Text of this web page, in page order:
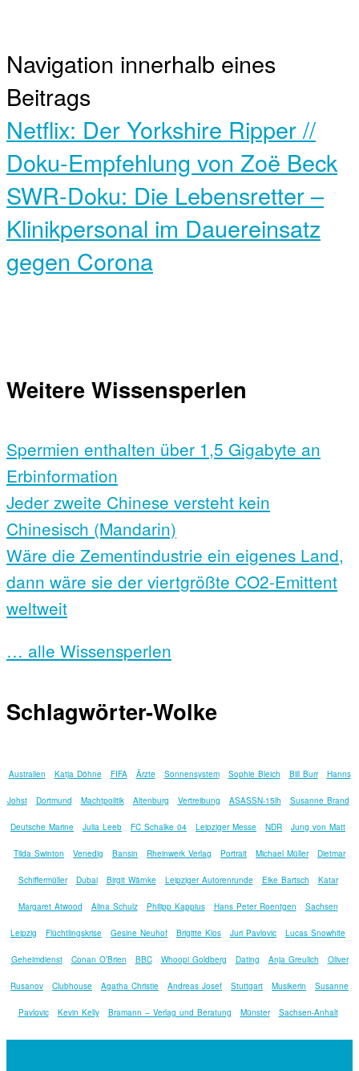
Navigation innerhalb eines
Beitrags
Netflix: Der Yorkshire Ripper //
Doku-Empfehlung von Zoë Beck
SWR-Doku: Die Lebensretter –
Klinikpersonal im Dauereinsatz
gegen Corona
Weitere Wissensperlen
Spermien enthalten über 1,5 Gigabyte an
Erbinformation
Jeder zweite Chinese versteht kein
Chinesisch (Mandarin)
Wäre die Zementindustrie ein eigenes Land,
dann wäre sie der viertgrößte CO2-Emittent
weltweit
… alle Wissensperlen
Schlagwörter-Wolke
Australien Katja Döhne FIFA Ärzte Sonnensystem Sophie Bleich Bill Burr Hanns
Johst Dortmund Machtpolitik Altenburg Vertreibung ASASSN-15lh Susanne Brand
Deutsche Marine Julia Leeb FC Schalke 04 Leipziger Messe NDR Jung von Matt
Tilda Swinton Venedig Bansin Rheinwerk Verlag Portrait Michael Müller Dietmar
Schiffermüller Dubai Birgit Wärnke Leipziger Autorenrunde Eike Bartsch Katar
Margaret Atwood Alina Schulz Philipp Kappius Hans Peter Roentgen Sachsen
Leipzig Flüchtlingskrise Gesine Neuhof Brigitte Klos Juri Pavlovic Lucas Snowhite
Geheimdienst Conan O’Brien BBC Whoopi Goldberg Dating Anja Greulich Oliver
Rusanov Clubhouse Agatha Christie Andreas Josef Stuttgart Musikerin Susanne
Pavlovic Kevin Kelly Bramann – Verlag und Beratung Münster Sachsen-Anhalt